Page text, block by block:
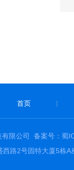
首页
限公司 备案号：蜀
路2号固特大厦5栋